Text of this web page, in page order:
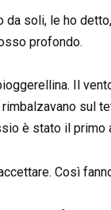
da soli, le ho
profondo.
Il
sul
è stato il primo
Così